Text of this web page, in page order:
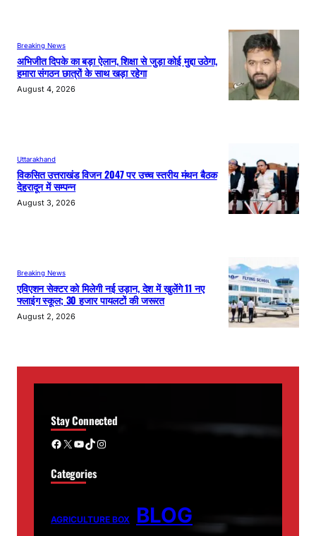
Breaking News
अभिजीत दिपके का बड़ा ऐलान, शिक्षा से जुड़ा कोई मुद्दा उठेगा,
हमारा संगठन छात्रों के साथ खड़ा रहेगा
August 4, 2026
Uttarakhand
विकसित उत्तराखंड विजन 2047 पर उच्च स्तरीय मंथन बैठक
देहरादून में सम्पन्न
August 3, 2026
Breaking News
एविएशन सेक्टर को मिलेगी नई उड़ान, देश में खुलेंगे 11 नए
फ्लाइंग स्कूल; 30 हजार पायलटों की जरूरत
August 2, 2026
Stay Connected
Facebook X YouTube TikTok Instagram
Categories
AGRICULTURE BOX BLOG